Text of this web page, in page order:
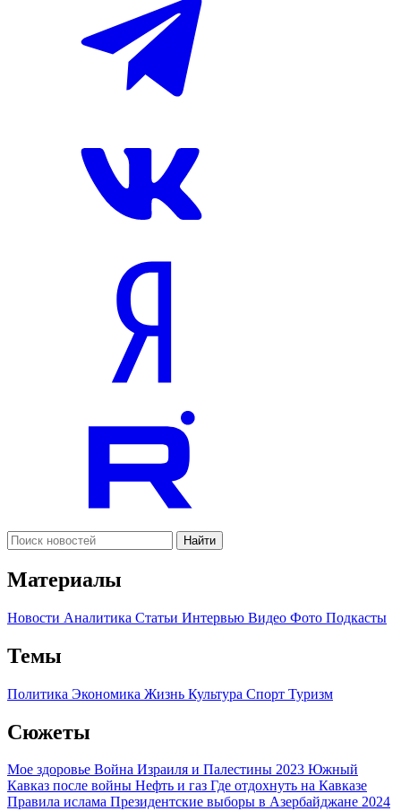
Найти
Материалы
Новости Аналитика Статьи Интервью Видео Фото Подкасты
Темы
Политика Экономика Жизнь Культура Спорт Туризм
Сюжеты
Мое здоровье Война Израиля и Палестины 2023 Южный
Кавказ после войны Нефть и газ Где отдохнуть на Кавказе
Правила ислама Президентские выборы в Азербайджане 2024